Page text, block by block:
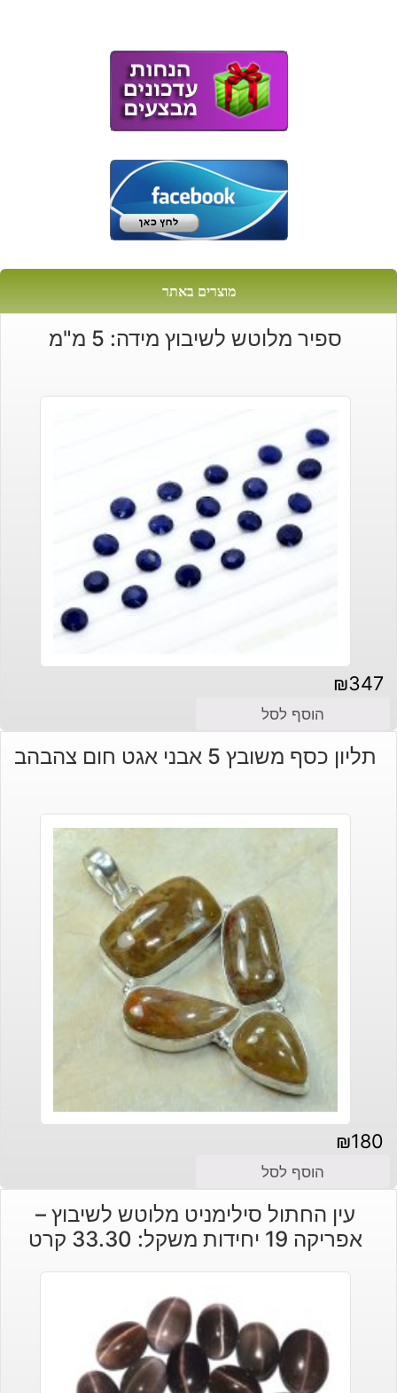
מוצרים באתר
ספיר מלוטש לשיבוץ מידה: 5 מ"מ
₪347
הוסף לסל
תליון כסף משובץ 5 אבני אגט חום צהבהב
₪180
הוסף לסל
עין החתול סילימניט מלוטש לשיבוץ –
אפריקה 19 יחידות משקל: 33.30 קרט